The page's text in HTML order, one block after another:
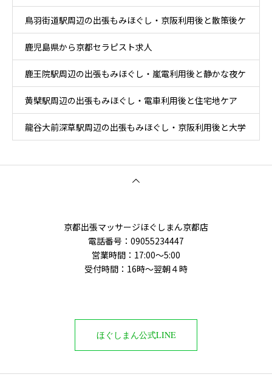
鳥羽街道駅周辺の出張もみほぐし・京阪利用後と散策後ケ
ア
鹿児島県から京都セラピスト求人
鹿王院駅周辺の出張もみほぐし・嵐電利用後と静かな夜ケ
ア
黄檗駅周辺の出張もみほぐし・電車利用後と住宅地ケア
龍谷大前深草駅周辺の出張もみほぐし・京阪利用後と大学
京都出張マッサージほぐしまん京都店
電話番号：‭09055234447
営業時間：17:00～5:00
受付時間：16時〜翌朝４時
ほぐしまん公式LINE